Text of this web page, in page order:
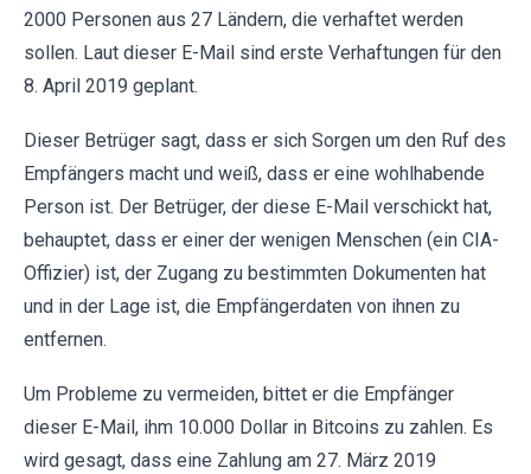
2000 Personen aus 27 Ländern, die verhaftet werden
sollen. Laut dieser E-Mail sind erste Verhaftungen für den
8. April 2019 geplant.
Dieser Betrüger sagt, dass er sich Sorgen um den Ruf des
Empfängers macht und weiß, dass er eine wohlhabende
Person ist. Der Betrüger, der diese E-Mail verschickt hat,
behauptet, dass er einer der wenigen Menschen (ein CIA-
Offizier) ist, der Zugang zu bestimmten Dokumenten hat
und in der Lage ist, die Empfängerdaten von ihnen zu
entfernen.
Um Probleme zu vermeiden, bittet er die Empfänger
dieser E-Mail, ihm 10.000 Dollar in Bitcoins zu zahlen. Es
wird gesagt, dass eine Zahlung am 27. März 2019